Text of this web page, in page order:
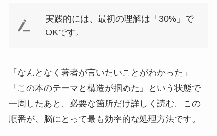
実践的には、最初の理解は「30%」で
OKです。
「なんとなく著者が言いたいことがわかった」
「この本のテーマと構造が掴めた」という状態で
一周したあと、必要な箇所だけ詳しく読む。この
順番が、脳にとって最も効率的な処理方法です。